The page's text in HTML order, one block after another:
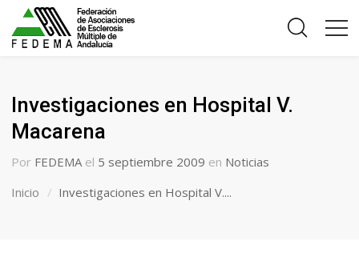
Investigaciones en Hospital V.
Macarena
Por FEDEMA el 5 septiembre 2009 en Noticias
Inicio
Investigaciones en Hospital V....